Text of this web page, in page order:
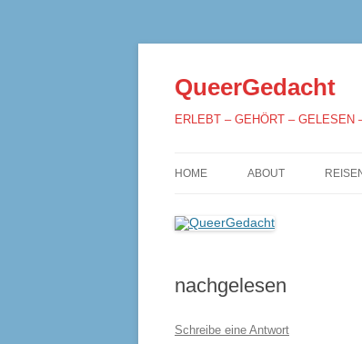
QueerGedacht
ERLEBT – GEHÖRT – GELESEN
HOME ABOUT
nachgelesen
Schreibe eine Antwort